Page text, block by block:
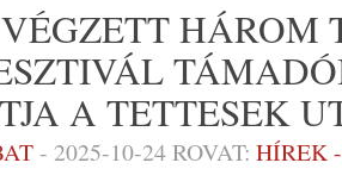
HÁROM
A TETTESEK
- 2025-10-24ROVAT: HÍREK